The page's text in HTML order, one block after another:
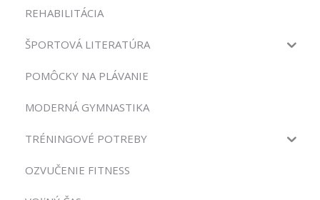
REHABILITÁCIA
ŠPORTOVÁ LITERATÚRA
POMÔCKY NA PLÁVANIE
MODERNÁ GYMNASTIKA
TRÉNINGOVÉ POTREBY
OZVUČENIE FITNESS